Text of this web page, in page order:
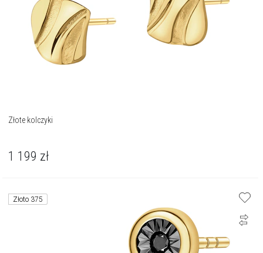
Złote kolczyki
1 199 zł
Złoto 375